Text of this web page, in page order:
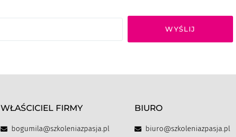
WYŚLIJ
WŁAŚCICIEL FIRMY
bogumila@szkoleniazpasja.pl
BIURO
biuro@szkoleniazpasja.pl